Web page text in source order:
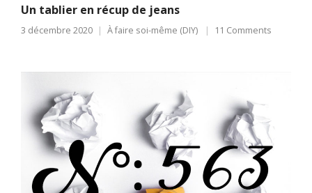
Un tablier en récup de jeans
3 décembre 2020 À faire soi-même (DIY) 11 Comments